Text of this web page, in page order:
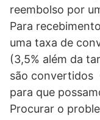
reembolso por
Para
uma taxa de
(3,5% além da
são convertidos
para que
Procurar o